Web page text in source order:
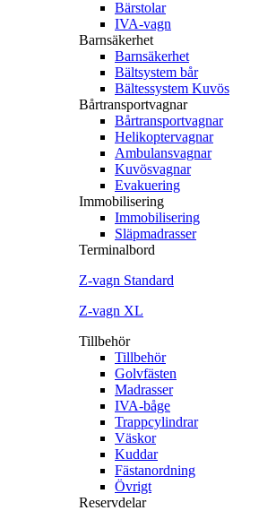
Bärstolar
IVA-vagn
Barnsäkerhet
Barnsäkerhet
Bältsystem bår
Bältessystem Kuvös
Bårtransportvagnar
Bårtransportvagnar
Helikoptervagnar
Ambulansvagnar
Kuvösvagnar
Evakuering
Immobilisering
Immobilisering
Släpmadrasser
Terminalbord
Z‐vagn Standard
Z‐vagn XL
Tillbehör
Tillbehör
Golvfästen
Madrasser
IVA-båge
Trappcylindrar
Väskor
Kuddar
Fästanordning
Övrigt
Reservdelar